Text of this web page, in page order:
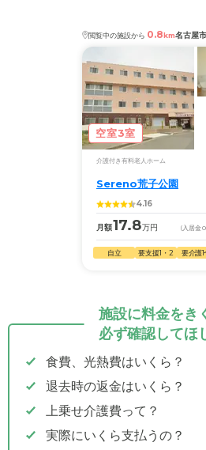
閲覧中の施設から 0.8 km名古屋
空室3室
介護付き有料老人ホーム
Sereno荒子公園
4.16
月額17.8万円 (入居金0
自立 要支援1・2 要介護1
施設に料金をき
必ず確認してほ
食費、光熱費はいくら？
退去時の返金はいくら？
上乗せ介護費って？
実際にいくら支払うの？